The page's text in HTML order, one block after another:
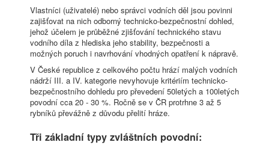
Vlastníci (uživatelé) nebo správci vodních děl jsou povinni
zajišťovat na nich odborný technicko-bezpečnostní dohled,
jehož účelem je průběžné zjišťování technického stavu
vodního díla z hlediska jeho stability, bezpečnosti a
možných poruch i navrhování vhodných opatření k nápravě.
V České republice z celkového počtu hrází malých vodních
nádrží III. a IV. kategorie nevyhovuje kritériím technicko-
bezpečnostního dohledu pro převedení 50letých a 100letých
povodní cca 20 - 30 %. Ročně se v ČR protrhne 3 až 5
rybníků převážně z důvodu přelití hráze.
Tři základní typy zvláštních povodní: